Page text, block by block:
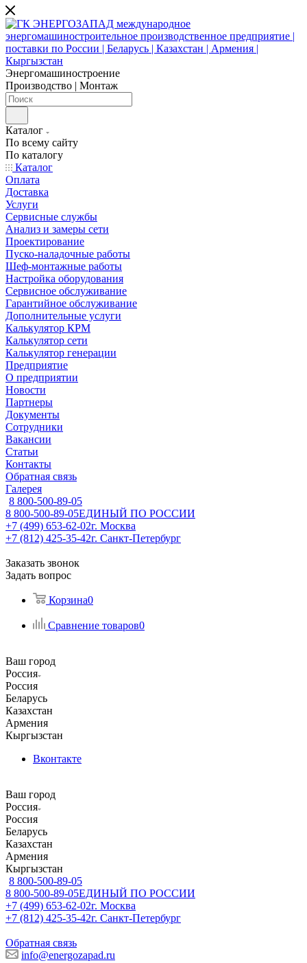
Энергомашиностроение
Производство | Монтаж
Каталог
По всему сайту
По каталогу
Каталог
Оплата
Доставка
Услуги
Сервисные службы
Анализ и замеры сети
Проектирование
Пуско-наладочные работы
Шеф-монтажные работы
Настройка оборудования
Сервисное обслуживание
Гарантийное обслуживание
Дополнительные услуги
Калькулятор КРМ
Калькулятор сети
Калькулятор генерации
Предприятие
О предприятии
Новости
Партнеры
Документы
Сотрудники
Вакансии
Статьи
Контакты
Обратная связь
Галерея
8 800-500-89-05
8 800-500-89-05ЕДИНЫЙ ПО РОССИИ
+7 (499) 653-62-02г. Москва
+7 (812) 425-35-42г. Санкт-Петербург
Заказать звонок
Задать вопрос
Корзина0
Сравнение товаров0
Ваш город
Россия
Россия
Беларусь
Казахстан
Армения
Кыргызстан
Вконтакте
Ваш город
Россия
Россия
Беларусь
Казахстан
Армения
Кыргызстан
8 800-500-89-05
8 800-500-89-05ЕДИНЫЙ ПО РОССИИ
+7 (499) 653-62-02г. Москва
+7 (812) 425-35-42г. Санкт-Петербург
Обратная связь
info@energozapad.ru